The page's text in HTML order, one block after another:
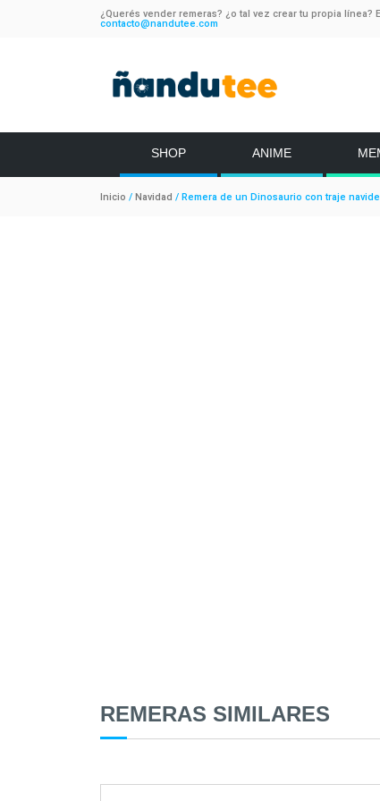
¿Querés vender remeras? ¿o tal vez crear tu propia línea?
contacto@nandutee.com
SHOP ANIME
Inicio / Navidad / Remera de un Dinosaurio con traje
REMERAS SIMILARES